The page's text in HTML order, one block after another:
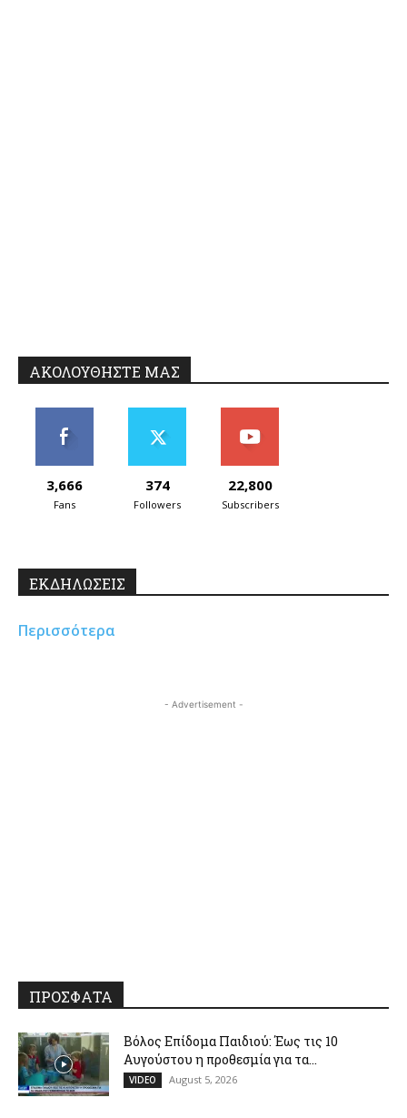
ΑΚΟΛΟΥΘΗΣΤΕ ΜΑΣ
3,666
Fans
374
Followers
22,800
Subscribers
ΕΚΔΗΛΩΣΕΙΣ
Περισσότερα
- Advertisement -
ΠΡΟΣΦΑΤΑ
Βόλος Επίδομα Παιδιού: Έως τις 10
Αυγούστου η προθεσμία για τα...
VIDEO August 5, 2026